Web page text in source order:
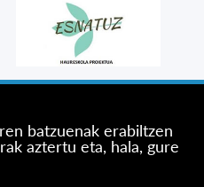
batzuenak erabiltzen
aztertu eta, hala, gure